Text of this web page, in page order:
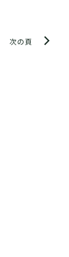
次の頁